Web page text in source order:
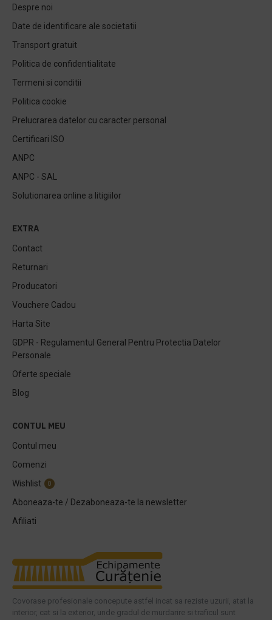
Despre noi
Date de identificare ale societatii
Transport gratuit
Politica de confidentialitate
Termeni si conditii
Politica cookie
Prelucrarea datelor cu caracter personal
Certificari ISO
ANPC
ANPC - SAL
Solutionarea online a litigiilor
EXTRA
Contact
Returnari
Producatori
Vouchere Cadou
Harta Site
GDPR - Regulamentul General Pentru Protectia Datelor
Personale
Oferte speciale
Blog
CONTUL MEU
Contul meu
Comenzi
Wishlist
0
Aboneaza-te / Dezaboneaza-te la newsletter
Afiliati
Covorase profesionale concepute astfel incat sa reziste uzurii, atat la
interior, cat si la exterior, unde gradul de murdarire si traficul sunt